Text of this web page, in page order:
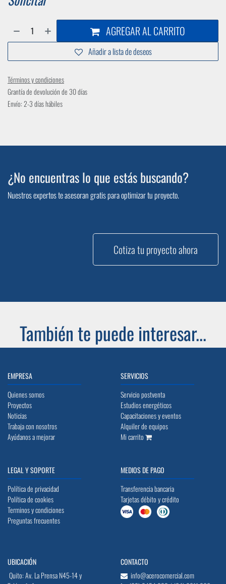
AGREGAR AL CARRITO
Añadir a lista de deseos
Términos y condiciones
Grantía de devolución de 30 días
Envío: 2-3 días hábiles
¿No encuentras lo que estás buscando?
Nuestros expertos te asesoran gratis para optimizar tu proyecto.
Cotiza tu proyecto ahora
También te puede interesar...
EMPRESA
Quienes somos
Proyectos
Noticias
Trabaja con nosotros
Ayúdanos a mejorar
SERVICIOS
Servicio postventa
Estudios energéticos
Capacitaciones y eventos
Alquiler de equipos
Mi carrito
LEGAL Y SOPORTE
Política de privacidad
Política de cookies
Terminos y condiciones
Preguntas frecuentes
MEDIOS DE PAGO
Transferencia bancaria
Tarjetas débito y crédito
UBICACIÓN
Quito: Av. La Prensa N45-14 y
CONTACTO
info@acerocomercial.com